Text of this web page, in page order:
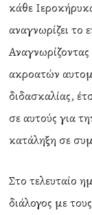
κάθε
αναγνωρίζει το
ακροατών
διδασκαλίας,
σε αυτούς για
κατάληξη σε
Στο τελευταίο
διάλογος με